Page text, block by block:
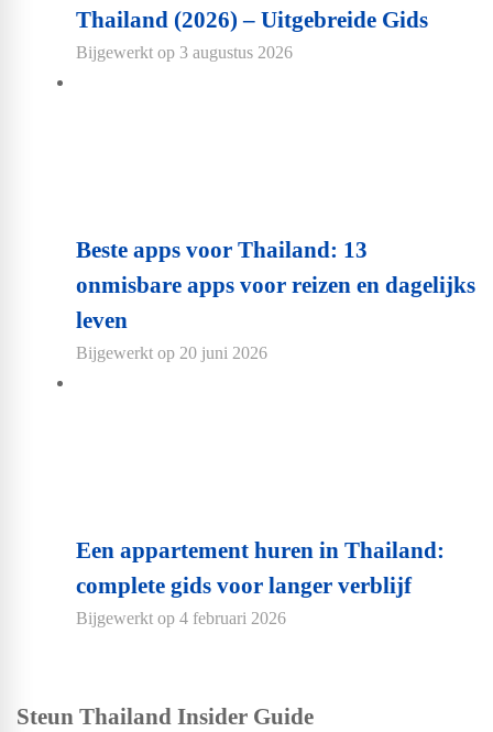
Thailand (2026) – Uitgebreide Gids
Bijgewerkt op 3 augustus 2026
Beste apps voor Thailand: 13
onmisbare apps voor reizen en dagelijks
leven
Bijgewerkt op 20 juni 2026
Een appartement huren in Thailand:
complete gids voor langer verblijf
Bijgewerkt op 4 februari 2026
Steun Thailand Insider Guide